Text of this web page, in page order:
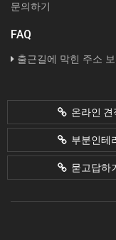
문의하기
FAQ
출근길에 막힌 주소
온라인 견
부분인테
묻고답하